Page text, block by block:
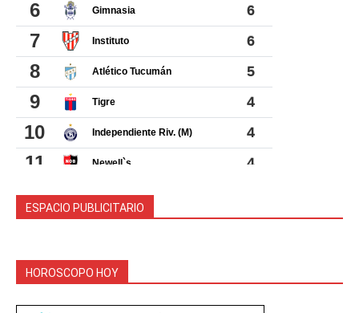
ESPACIO PUBLICITARIO
HOROSCOPO HOY